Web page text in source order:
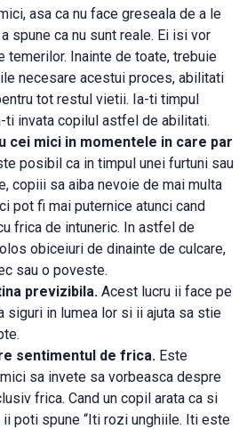
asa ca nu face greseala de a le
spune ca nu sunt reale. Ei isi vor
temerilor. Inainte de toate, trebuie
necesare acestui proces, abilitati
tot restul vietii. Ia-ti timpul
ti invata copilul astfel de abilitati.
cei mici in momentele in care par
posibil ca in timpul unei furtuni sau
copiii sa aiba nevoie de mai multa
pot fi mai puternice atunci cand
frica de intuneric. In astfel de
obiceiuri de dinainte de culcare,
sau o poveste.
previzibila. Acest lucru ii face pe
siguri in lumea lor si ii ajuta sa stie
sentimentul de frica. Este
sa invete sa vorbeasca despre
frica. Cand un copil arata ca si
ii poti spune “Iti rozi unghiile. Iti este